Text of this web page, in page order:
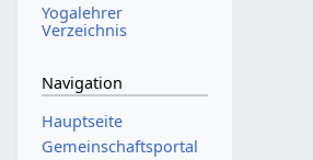
Yogalehrer
Verzeichnis
Navigation
Hauptseite
Gemeinschafts­portal